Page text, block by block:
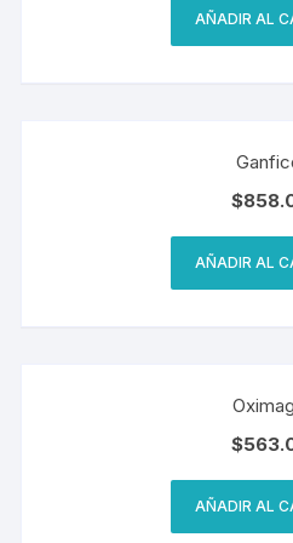
AÑADIR AL
$
AÑADIR AL
$
AÑADIR AL